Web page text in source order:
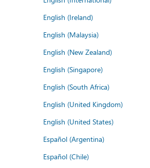
English (Ireland)
English (Malaysia)
English (New Zealand)
English (Singapore)
English (South Africa)
English (United Kingdom)
English (United States)
Español (Argentina)
Español (Chile)